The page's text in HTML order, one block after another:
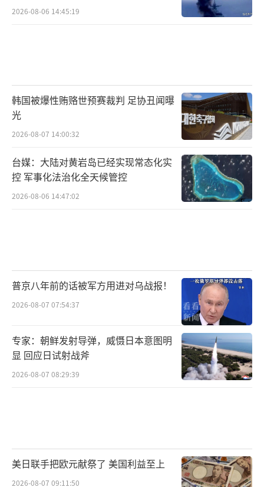
2026-08-06 14:45:19
韩国被爆性贿赂世预赛裁判 足协丑闻曝
光
2026-08-07 14:00:32
台媒：大陆对黄岩岛已经实现常态化实
控 军事化法治化全天候管控
2026-08-06 14:47:02
普京八年前的话被军方用进对乌战报！
2026-08-07 07:54:37
专家：朝鲜发射导弹，威慑日本意图明
显 回应日试射战斧
2026-08-07 08:29:39
美日联手把欧元献祭了 美国利益至上
2026-08-07 09:11:50